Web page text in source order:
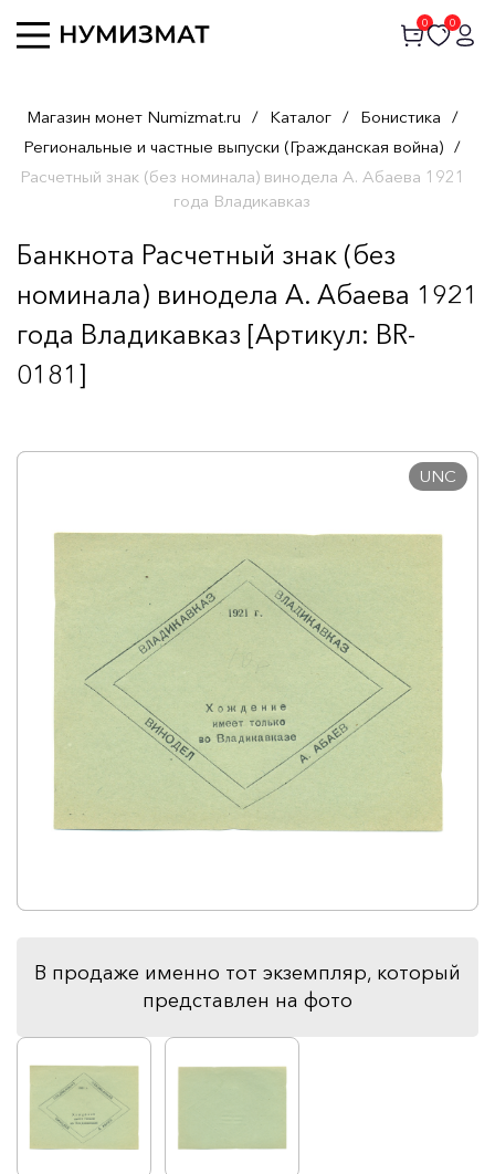
0 0
Магазин монет Numizmat.ru / Каталог / Бонистика /
Региональные и частные выпуски (Гражданская война) /
Расчетный знак (без номинала) винодела А. Абаева 1921
года Владикавказ
Банкнота Расчетный знак (без
номинала) винодела А. Абаева 1921
года Владикавказ [Артикул: BR-
0181]
UNC
В продаже именно тот экземпляр, который
представлен на фото